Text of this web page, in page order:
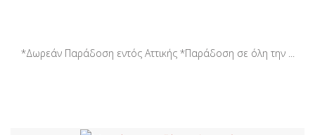
*Δωρεάν Παράδοση εντός Αττικής *Παράδοση σε όλη την ...